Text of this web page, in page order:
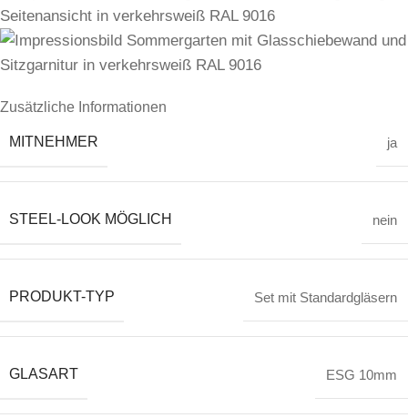
Zusätzliche Informationen
MITNEHMER ja
STEEL-LOOK MÖGLICH nein
PRODUKT-TYP Set mit Standardgläsern
GLASART ESG 10mm